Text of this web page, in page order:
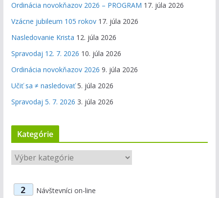
Ordinácia novokňazov 2026 – PROGRAM 17. júla 2026
Vzácne jubileum 105 rokov 17. júla 2026
Nasledovanie Krista 12. júla 2026
Spravodaj 12. 7. 2026 10. júla 2026
Ordinácia novokňazov 2026 9. júla 2026
Učiť sa ≠ nasledovať 5. júla 2026
Spravodaj 5. 7. 2026 3. júla 2026
Kategórie
K
e
2 Návštevníci on-line